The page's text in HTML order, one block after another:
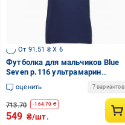
От 91.51 ₴ X 6
Футболка для мальчиков Blue
Seven р.116 ультрамарин
816041-00/5640
оценить 7 вариантов
713.70 -164.70 ₴
549 ₴/шт.